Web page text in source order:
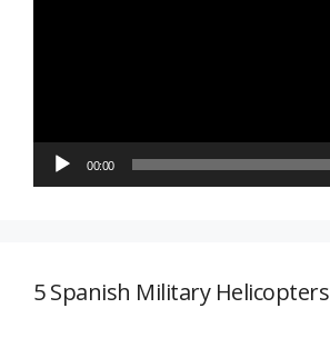
00:00
5 Spanish Military Helicopters